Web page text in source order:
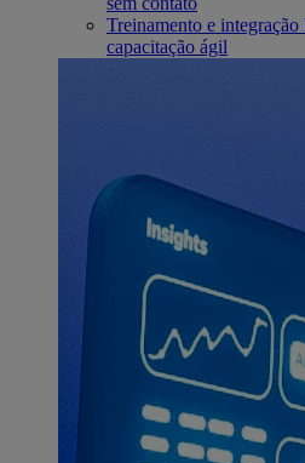
Treinamento e integração
capacitação ágil